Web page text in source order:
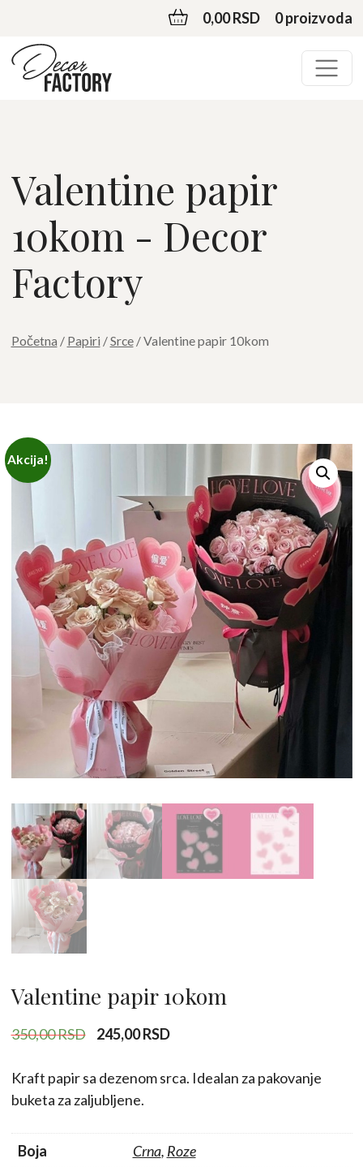
0,00 RSD 0 proizvoda
Valentine papir
10kom - Decor
Factory
Početna / Papiri /Srce/ Valentine papir 10kom
Akcija!
Valentine papir 10kom
350,00RSD
Originalna
je
bila:
245,00RSDTrenutna
je:
Kraft papir sa dezenom srca. Idealan za pakovanje
buketa za zaljubljene.
Boja Crna, Roze